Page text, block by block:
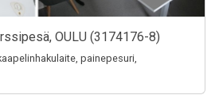
OULU (3174176-8)
painepesuri,